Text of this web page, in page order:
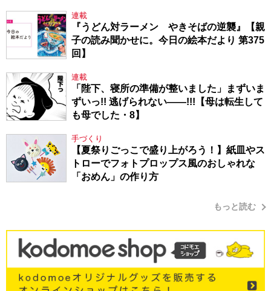
連載
『うどん対ラーメン やきそばの逆襲』【親
子の読み聞かせに。今日の絵本だより 第375
回】
連載
「陛下、寝所の準備が整いました」まずいま
ずいっ!! 逃げられない――!!!【母は転生して
も母でした・8】
手づくり
【夏祭りごっこで盛り上がろう！】紙皿やス
トローでフォトプロップス風のおしゃれな
「おめん」の作り方
もっと読む